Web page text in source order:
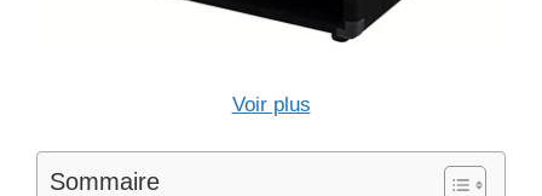
Voir plus
Sommaire